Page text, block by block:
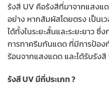
รังสี UV คือรังสีที่มาจากแสงแ
อย่าง หากสัมผัสโดยตรง เป็นเ
ได้ทั้งในระยะสั้นและระยะยาว
การทาครีมกันแดด ที่มีการป้อง
ร้อนจากแสงแดด และได้รับรังสี
รังสี UV มีกี่ประเภท ?